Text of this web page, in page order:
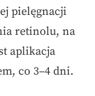
pielęgnacji
retinolu, na
aplikacja
co 3–4 dni.